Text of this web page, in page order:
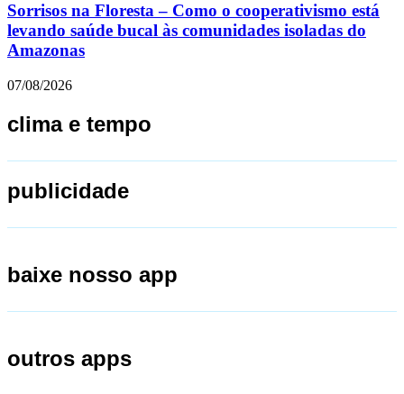
Sorrisos na Floresta – Como o cooperativismo está
levando saúde bucal às comunidades isoladas do
Amazonas
07/08/2026
clima e tempo
publicidade
baixe nosso app
outros apps